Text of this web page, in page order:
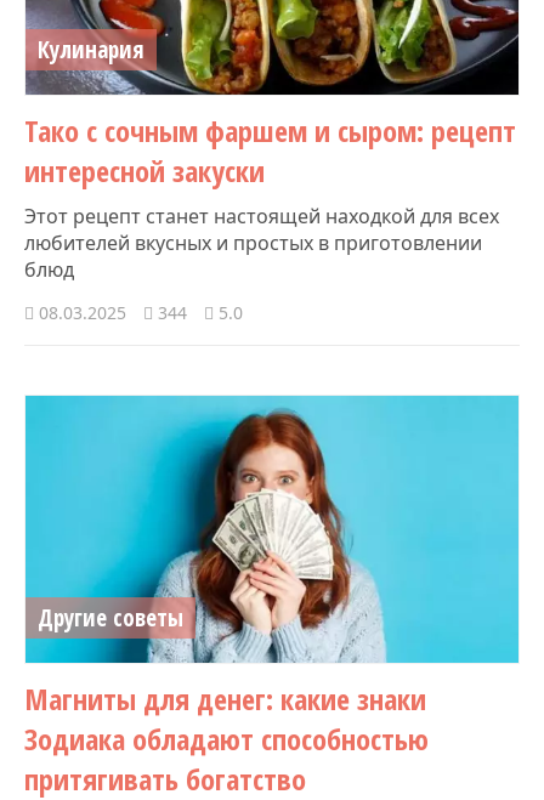
Кулинария
Тако с сочным фаршем и сыром: рецепт
интересной закуски
Этот рецепт станет настоящей находкой для всех
любителей вкусных и простых в приготовлении
блюд
08.03.2025 344 5.0
Другие советы
Магниты для денег: какие знаки
Зодиака обладают способностью
притягивать богатство